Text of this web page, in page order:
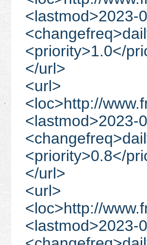
<lastmod>2023-
<priority>1.0</
</url>
<url>
<loc>http://
<lastmod>2023-
<priority>0.8</
</url>
<url>
<loc>http://
<lastmod>2023-